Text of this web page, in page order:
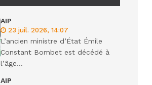
AIP
23 juil. 2026, 14:07
L’ancien ministre d’État Émile
Constant Bombet est décédé à
l’âge...
AIP